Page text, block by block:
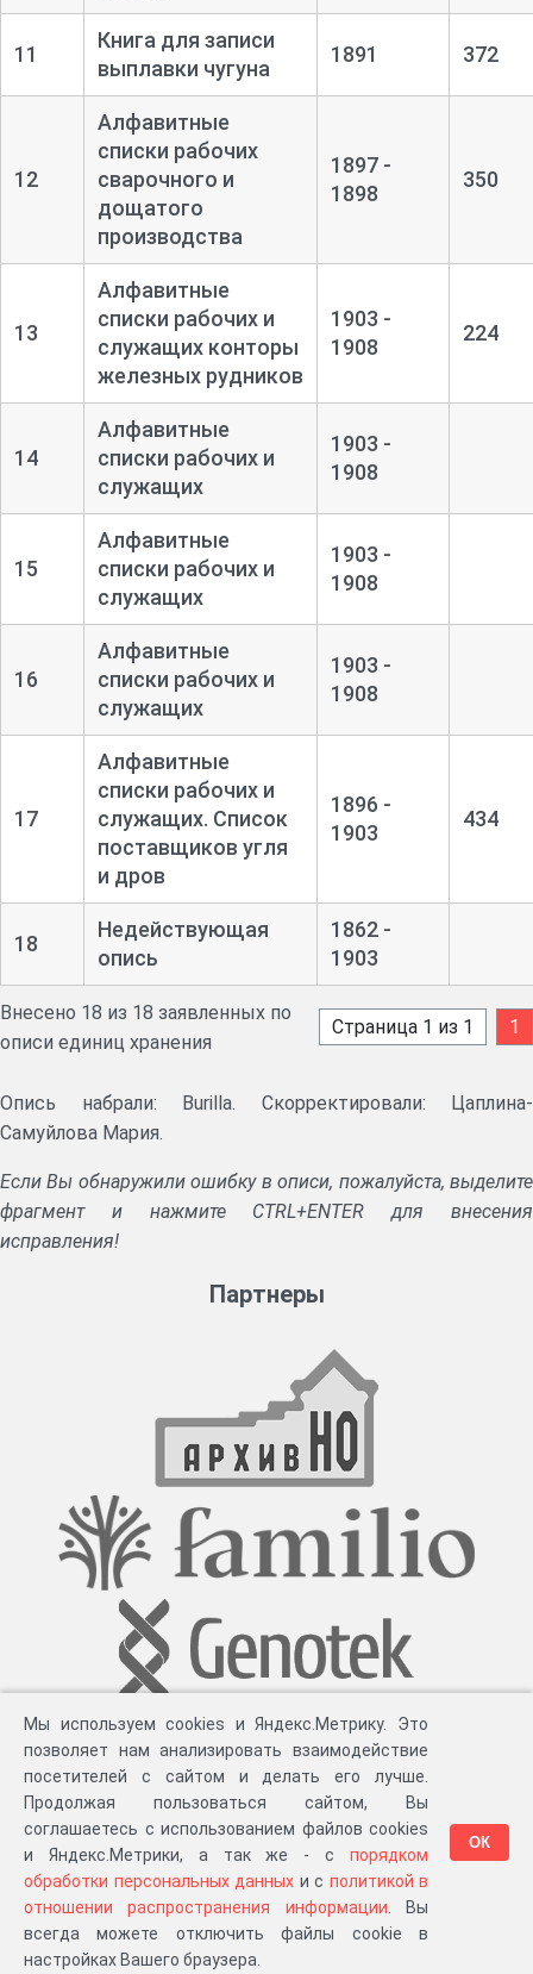
11
Книга для записи
выплавки чугуна
1891 372
12
Алфавитные
списки рабочих
сварочного и
дощатого
производства
1897 -
1898
350
13
Алфавитные
списки рабочих и
служащих конторы
железных рудников
1903 -
1908
224
14
Алфавитные
списки рабочих и
служащих
1903 -
1908
15
Алфавитные
списки рабочих и
служащих
1903 -
1908
16
Алфавитные
списки рабочих и
служащих
1903 -
1908
17
Алфавитные
списки рабочих и
служащих. Список
поставщиков угля
и дров
1896 -
1903
434
18
Недействующая
опись
1862 -
1903
Внесено 18 из 18 заявленных по
описи единиц хранения
Страница 1 из 1 1
Опись набрали: Burilla. Скорректировали: Цаплина-
Самуйлова Мария.
Если Вы обнаружили ошибку в описи, пожалуйста, выделите
фрагмент и нажмите CTRL+ENTER для внесения
исправления!
Партнеры
Разработка компании «Великіе предки», 2023-2026 гг. Блог.Суть проекта
Персональные данные.Распространение информации . ЧаВО. Сборка 111.39
Мы используем cookies и Яндекс.Метрику. Это
позволяет нам анализировать взаимодействие
посетителей с сайтом и делать его лучше.
Продолжая пользоваться сайтом, Вы
соглашаетесь с использованием файлов cookies
и Яндекс.Метрики, а так же - с порядком
обработки персональных данных и с политикой в
отношении распространения информации . Вы
всегда можете отключить файлы cookie в
настройках Вашего браузера.
ОК
в «Мои документы»